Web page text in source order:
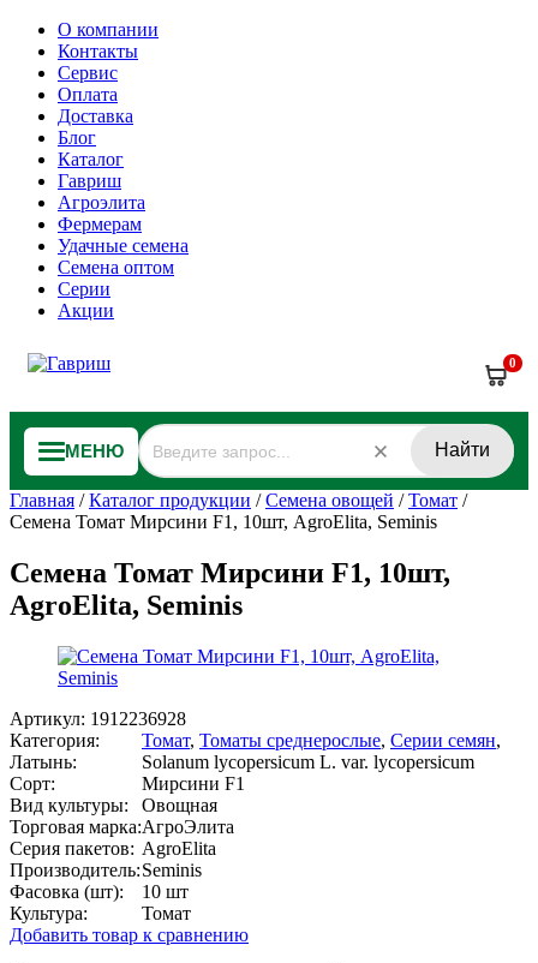
О компании
Контакты
Сервис
Оплата
Доставка
Блог
Каталог
Гавриш
Агроэлита
Фермерам
Удачные семена
Семена оптом
Серии
Акции
0
МЕНЮ Найти
Главная /Каталог продукции /Семена овощей /Томат /
Семена Томат Мирсини F1, 10шт, AgroElita, Seminis
Семена Томат Мирсини F1, 10шт,
AgroElita, Seminis
Артикул: 1912236928
Категория:
Томат, Томаты среднерослые, Серии семян,
Латынь:
Solanum lycopersicum L. var. lycopersicum
Сорт:
Мирсини F1
Вид культуры:
Овощная
Торговая марка:АгроЭлита
Серия пакетов: AgroElita
Производитель:Seminis
Фасовка (шт):
10 шт
Культура:
Томат
Добавить товар к сравнению